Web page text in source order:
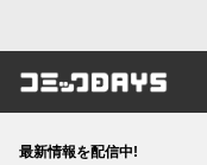
コミック
最新情報を配信中!